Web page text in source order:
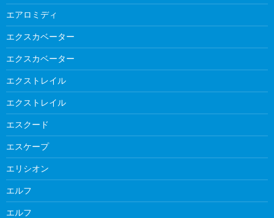
エアロミディ
エクスカベーター
エクスカベーター
エクストレイル
エクストレイル
エスクード
エスケープ
エリシオン
エルフ
エルフ